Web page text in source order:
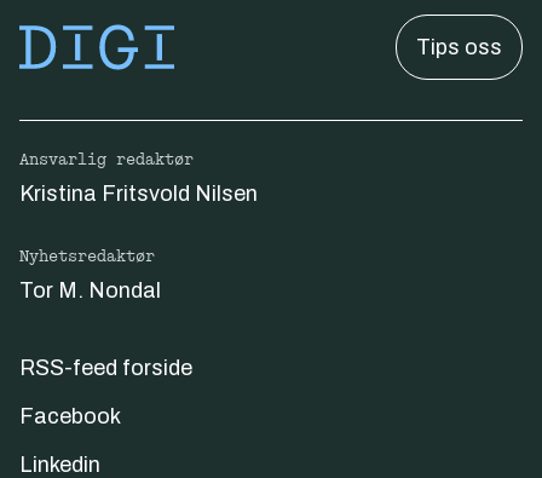
Tips oss
Ansvarlig redaktør
Kristina Fritsvold Nilsen
Nyhetsredaktør
Tor M. Nondal
RSS-feed forside
Facebook
Linkedin